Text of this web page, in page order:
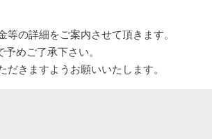
の詳細をご案内させて頂きます。
めご了承下さい。
きますようお願いいたします。